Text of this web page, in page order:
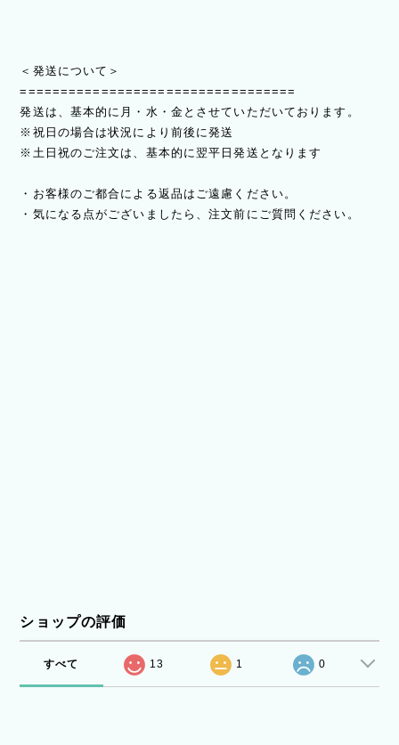
＜発送について＞
==================================
発送は、基本的に月・水・金とさせていただいております。
※祝日の場合は状況により前後に発送
※土日祝のご注文は、基本的に翌平日発送となります
・お客様のご都合による返品はご遠慮ください。
・気になる点がございましたら、注文前にご質問ください。
ショップの評価
すべて 13 1 0